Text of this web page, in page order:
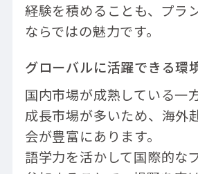
経験を積めることも、プラ
ならではの魅力です。
グローバルに活躍できる環
国内市場が成熟している一
成長市場が多いため、海外
会が豊富にあります。
語学力を活かして国際的な